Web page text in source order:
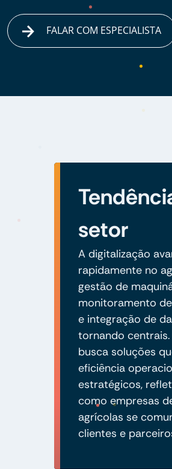
FALAR COM ESPECIALISTA
setor
A digitalização
rapidamente no
gestão de
monitoramento
e integração de
tornando
busca soluções
eficiência
estratégicos,
como empresas
agrícolas se
clientes e